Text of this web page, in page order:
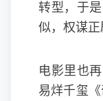
转型，于
似，权谋正
电影里也
易烊千玺